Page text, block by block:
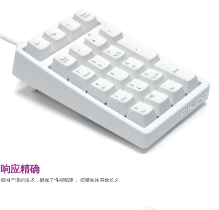
响应精确
德国严谨的技术，确保了性能稳定， 按键耐用寿命长久